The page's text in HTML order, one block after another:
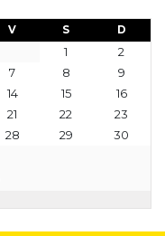
V S D
1
2
7 8
9
14 15
16
21 22
23
28 29
30